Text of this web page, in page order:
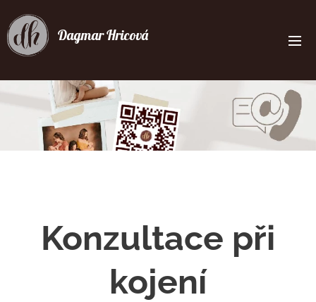
Dagmar Hricová
Konzultace při
kojení